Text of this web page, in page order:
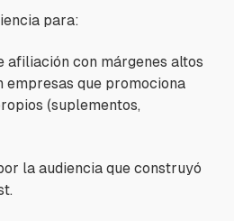
para:
afiliación con márgenes altos
empresas que promociona
(suplementos,
la audiencia que construyó